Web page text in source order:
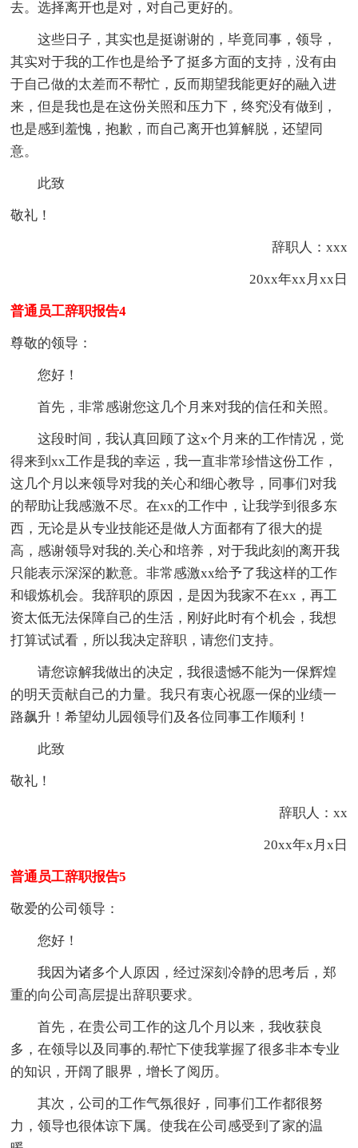
去。选择离开也是对，对自己更好的。
这些日子，其实也是挺谢谢的，毕竟同事，领导，
其实对于我的工作也是给予了挺多方面的支持，没有由
于自己做的太差而不帮忙，反而期望我能更好的融入进
来，但是我也是在这份关照和压力下，终究没有做到，
也是感到羞愧，抱歉，而自己离开也算解脱，还望同
意。
此致
敬礼！
辞职人：xxx
20xx年xx月xx日
普通员工辞职报告4
尊敬的领导：
您好！
首先，非常感谢您这几个月来对我的信任和关照。
这段时间，我认真回顾了这x个月来的工作情况，觉
得来到xx工作是我的幸运，我一直非常珍惜这份工作，
这几个月以来领导对我的关心和细心教导，同事们对我
的帮助让我感激不尽。在xx的工作中，让我学到很多东
西，无论是从专业技能还是做人方面都有了很大的提
高，感谢领导对我的.关心和培养，对于我此刻的离开我
只能表示深深的歉意。非常感激xx给予了我这样的工作
和锻炼机会。我辞职的原因，是因为我家不在xx，再工
资太低无法保障自己的生活，刚好此时有个机会，我想
打算试试看，所以我决定辞职，请您们支持。
请您谅解我做出的决定，我很遗憾不能为一保辉煌
的明天贡献自己的力量。我只有衷心祝愿一保的业绩一
路飙升！希望幼儿园领导们及各位同事工作顺利！
此致
敬礼！
辞职人：xx
20xx年x月x日
普通员工辞职报告5
敬爱的公司领导：
您好！
我因为诸多个人原因，经过深刻冷静的思考后，郑
重的向公司高层提出辞职要求。
首先，在贵公司工作的这几个月以来，我收获良
多，在领导以及同事的.帮忙下使我掌握了很多非本专业
的知识，开阔了眼界，增长了阅历。
其次，公司的工作气氛很好，同事们工作都很努
力，领导也很体谅下属。使我在公司感受到了家的温